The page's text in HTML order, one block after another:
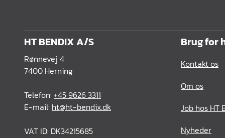
HT BENDIX A/S
Rønnevej 4
7400 Herning
Telefon: +45 9626 3311
E-mail: ht@ht-bendix.dk
VAT ID: DK34215685
Brug for
Kontakt os
Om os
Job hos HT
Nyheder